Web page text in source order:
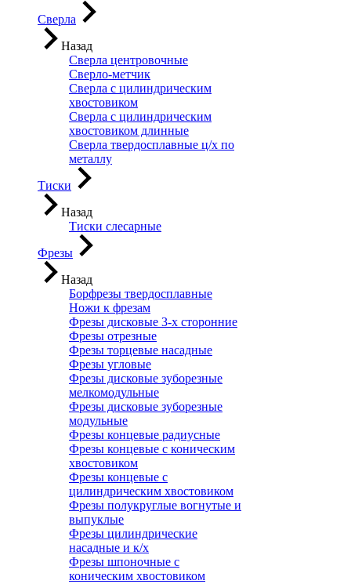
Сверла
Назад
Сверла центровочные
Сверло-метчик
Сверла с цилиндрическим
хвостовиком
Сверла с цилиндрическим
хвостовиком длинные
Сверла твердосплавные ц/х по
металлу
Тиски
Назад
Тиски слесарные
Фрезы
Назад
Борфрезы твердосплавные
Ножи к фрезам
Фрезы дисковые 3-х сторонние
Фрезы отрезные
Фрезы торцевые насадные
Фрезы угловые
Фрезы дисковые зуборезные
мелкомодульные
Фрезы дисковые зуборезные
модульные
Фрезы концевые радиусные
Фрезы концевые с коническим
хвостовиком
Фрезы концевые с
цилиндрическим хвостовиком
Фрезы полукруглые вогнутые и
выпуклые
Фрезы цилиндрические
насадные и к/х
Фрезы шпоночные с
коническим хвостовиком